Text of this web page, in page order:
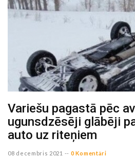
Variešu pagastā pēc
ugunsdzēsēji glābēji
auto uz riteņiem
08 decembris 2021 -- 0 Komentāri